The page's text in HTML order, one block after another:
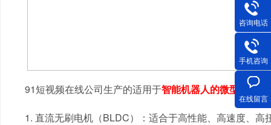
91短视频在线公司生产的适用于智能机器人的微型电机
1. 直流无刷电机（BLDC）：适合于高性能、高速度、
咨询电话
手机咨询
在线留言